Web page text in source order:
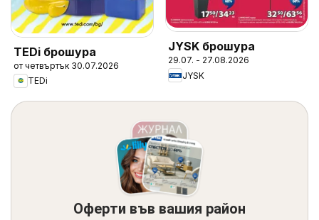
TEDi брошура
от четвъртък 30.07.2026
TEDi
JYSK брошура
29.07. - 27.08.2026
JYSK
Оферти във вашия район